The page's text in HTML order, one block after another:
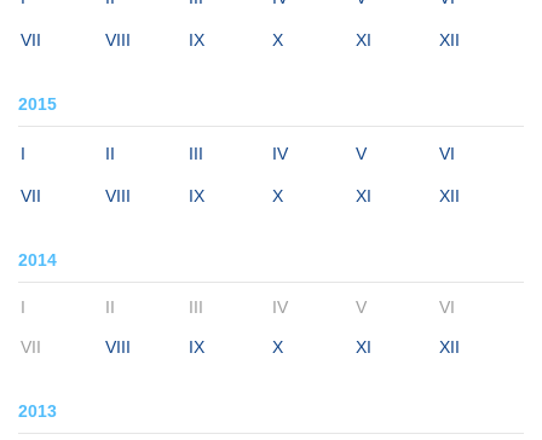
VII VIII IX X XI XII
2015
I II III IV V VI
VII VIII IX X XI XII
2014
I II III IV V VI
VII VIII IX X XI XII
2013